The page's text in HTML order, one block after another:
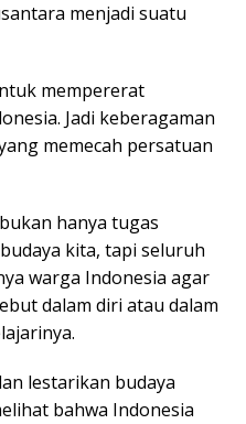
menjadi suatu
mempererat
Jadi keberagaman
memecah persatuan
hanya tugas
kita, tapi seluruh
warga Indonesia agar
dalam diri atau dalam
lestarikan budaya
bahwa Indonesia